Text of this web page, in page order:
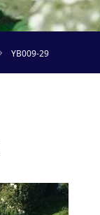
YB009-29